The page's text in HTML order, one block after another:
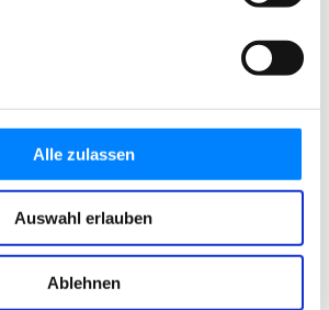
Alle zulassen
Auswahl erlauben
Ablehnen